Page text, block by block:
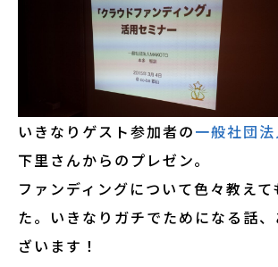
いきなりゲスト参加者の一般社団
下里さんからのプレゼン。
ファンディングについて色々教えて
た。いきなりガチでためになる話
ざいます！